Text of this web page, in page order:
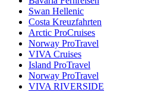
Swan Hellenic
Costa Kreuzfahrten
Arctic ProCruises
Norway ProTravel
VIVA Cruises
Island ProTravel
Norway ProTravel
VIVA RIVERSIDE